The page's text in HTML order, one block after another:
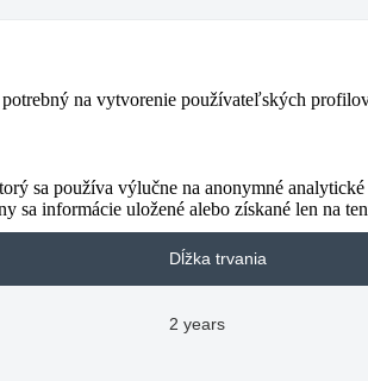
na vytvorenie používateľských
sa používa výlučne na anonymné
sa informácie uložené alebo získané len na
Dĺžka trvania
2 years